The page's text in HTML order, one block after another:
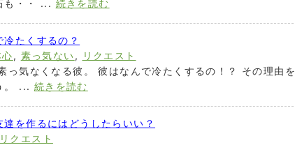
も・・ ... 続きを読む
たくするの？
, 素っ気ない,
リクエスト
っ気なくなる彼。 彼はなんで冷たくするの！？ その理由を
。 ... 続きを読む
達を作るにはどうしたらいい？
リクエスト